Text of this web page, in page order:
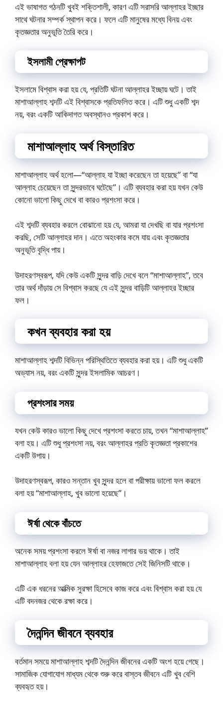
এই ভাষাগত গঠনটি খুবই শক্তিশালী, কারণ এটি সরাসরি আল্লাহর ইচ্ছার
সাথে ঘটনার সম্পর্ক স্থাপন করে। ফলে এটি মানুষের মধ্যে বিনয় এবং
কৃতজ্ঞতার অনুভূতি তৈরি করে।
ইসলামী প্রেক্ষাপট
ইসলামে বিশ্বাস করা হয় যে, প্রতিটি ঘটনা আল্লাহর ইচ্ছায় ঘটে। তাই
মাশাআল্লাহ শব্দটি এই বিশ্বাসকে প্রতিফলিত করে। এটি শুধু একটি শব্দ
নয়, বরং একটি আকিদাগত অবস্থানও প্রকাশ করে।
মাশাআল্লাহ অর্থ বিস্তারিত
মাশাআল্লাহ অর্থ হলো—“আল্লাহ যা ইচ্ছা করেছেন তা হয়েছে” বা “যা
আল্লাহ চেয়েছেন তা সুন্দরভাবে ঘটেছে”। এটি ব্যবহার করা হয় যখন কেউ
কোনো ভালো কিছু দেখে বা কারও প্রশংসা করে।
এই শব্দটি ব্যবহার করলে বোঝানো হয় যে, আমরা যা দেখছি বা যার প্রশংসা
করছি, সেটি আল্লাহর দান। এতে অহংকার কমে যায় এবং কৃতজ্ঞতার
অনুভূতি বৃদ্ধি পায়।
উদাহরণস্বরূপ, যদি কেউ একটি সুন্দর বাড়ি দেখে বলে “মাশাআল্লাহ”, তবে
তার অর্থ দাঁড়ায় সে বিশ্বাস করছে যে এই সুন্দর বাড়িটি আল্লাহর ইচ্ছার
ফল।
কখন ব্যবহার করা হয়
মাশাআল্লাহ শব্দটি বিভিন্ন পরিস্থিতিতে ব্যবহার করা হয়। এটি শুধু একটি
অভ্যাস নয়, বরং একটি সুন্দর ইসলামিক আচরণ।
প্রশংসার সময়
যখন কেউ কারও ভালো কিছু দেখে প্রশংসা করতে চায়, তখন “মাশাআল্লাহ”
বলা হয়। এটি শুধু প্রশংসা নয়, বরং আল্লাহর প্রতি কৃতজ্ঞতা প্রকাশের
একটি উপায়।
উদাহরণস্বরূপ, কারও সন্তান খুব সুন্দর হলে বা পরীক্ষায় ভালো ফল করলে
বলা হয় “মাশাআল্লাহ, খুব ভালো হয়েছে”।
ঈর্ষা থেকে বাঁচতে
অনেক সময় প্রশংসা করলে ঈর্ষা বা নজর লাগার ভয় থাকে। তাই
মাশাআল্লাহ বলা হয় যেন আল্লাহর হেফাজতে সেই জিনিসটি থাকে।
এটি এক ধরনের আত্মিক সুরক্ষা হিসেবে কাজ করে এবং বিশ্বাস করা হয় যে
এটি বদনজর থেকে রক্ষা করে।
দৈনন্দিন জীবনে ব্যবহার
বর্তমান সময়ে মাশাআল্লাহ শব্দটি দৈনন্দিন জীবনের একটি অংশ হয়ে গেছে।
সামাজিক যোগাযোগ মাধ্যম থেকে শুরু করে বাস্তব জীবনে এটি খুব বেশি
ব্যবহৃত হয়।